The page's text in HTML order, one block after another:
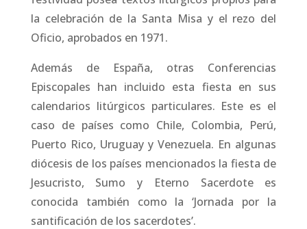
la celebración de la Santa Misa y el rezo del
Oficio, aprobados en 1971.
Además de España, otras Conferencias
Episcopales han incluido esta fiesta en sus
calendarios litúrgicos particulares. Este es el
caso de países como Chile, Colombia, Perú,
Puerto Rico, Uruguay y Venezuela. En algunas
diócesis de los países mencionados la fiesta de
Jesucristo, Sumo y Eterno Sacerdote es
conocida también como la ‘Jornada por la
santificación de los sacerdotes’.